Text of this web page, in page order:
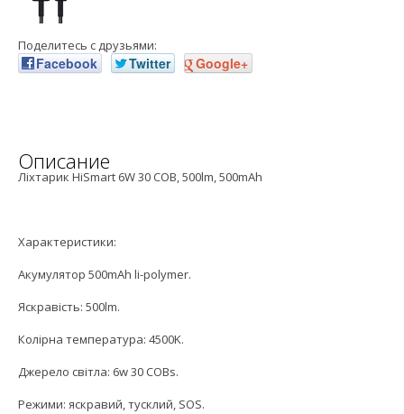
Поделитесь с друзьями:
Facebook Twitter Google+
Описание
Ліхтарик HiSmart 6W 30 COB, 500lm, 500mAh
Характеристики:
Акумулятор 500mAh li-polymer.
Яскравість: 500lm.
Колірна температура: 4500K.
Джерело світла: 6w 30 COBs.
Режими: яскравий, тусклий, SOS.